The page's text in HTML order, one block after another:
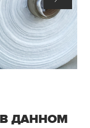
ДАННОМ